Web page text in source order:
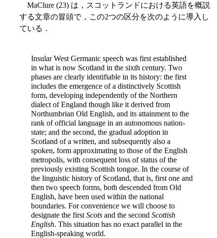
MaClure (23) は，スコットランドにおける英語を概説
する文章の冒頭で，この2つの区分を次のように導入し
ている．
Insular West Germanic speech was first established
in what is now Scotland in the sixth century. Two
phases are clearly identifiable in its history: the first
includes the emergence of a distinctively Scottish
form, developing independently of the Northern
dialect of England though like it derived from
Northumbrian Old English, and its attainment to the
rank of official language in an autonomous nation-
state; and the second, the gradual adoption in
Scotland of a written, and subsequently also a
spoken, form approximating to those of the English
metropolis, with consequent loss of status of the
previously existing Scottish tongue. In the course of
the linguistic history of Scotland, that is, first one and
then two speech forms, both descended from Old
English, have been used within the national
boundaries. For convenience we will choose to
designate the first Scots and the second Scottish
English. This situation has no exact parallel in the
English-speaking world.